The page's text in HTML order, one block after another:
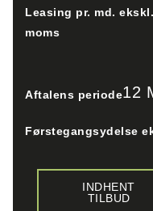
Leasing pr. md. ekskl.
moms
Aftalens periode12
Førstegangsydelse
INDHENT
TILBUD